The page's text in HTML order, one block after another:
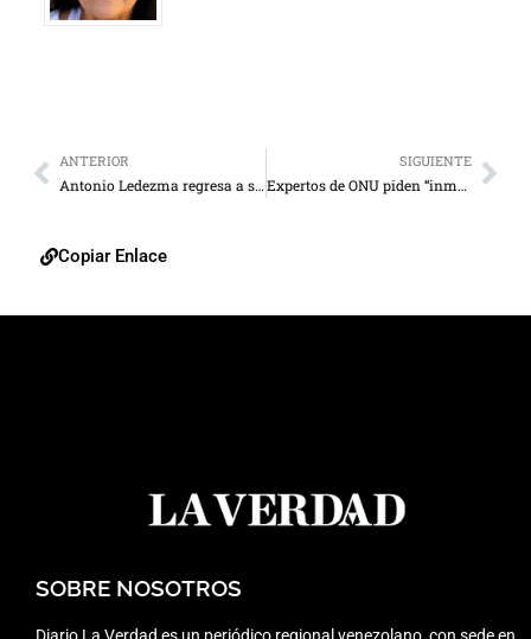
ANTERIOR
Antonio Ledezma regresa a su arresto domiciliario
SIGUIENTE
Expertos de ONU piden “inmediata liberación” de López
Copiar Enlace
SOBRE NOSOTROS
Diario La Verdad es un periódico regional venezolano, con sede en